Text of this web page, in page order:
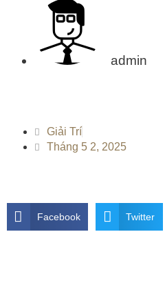
admin
Giải Trí
Tháng 5 2, 2025
Facebook Twitter